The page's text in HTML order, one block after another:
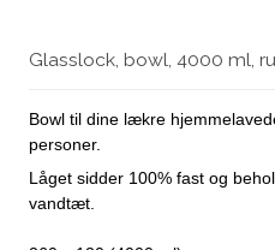
Glasslock, bowl, 4000 ml,
Bowl til dine lækre
personer.
Låget sidder 100% fast og
vandtæt.